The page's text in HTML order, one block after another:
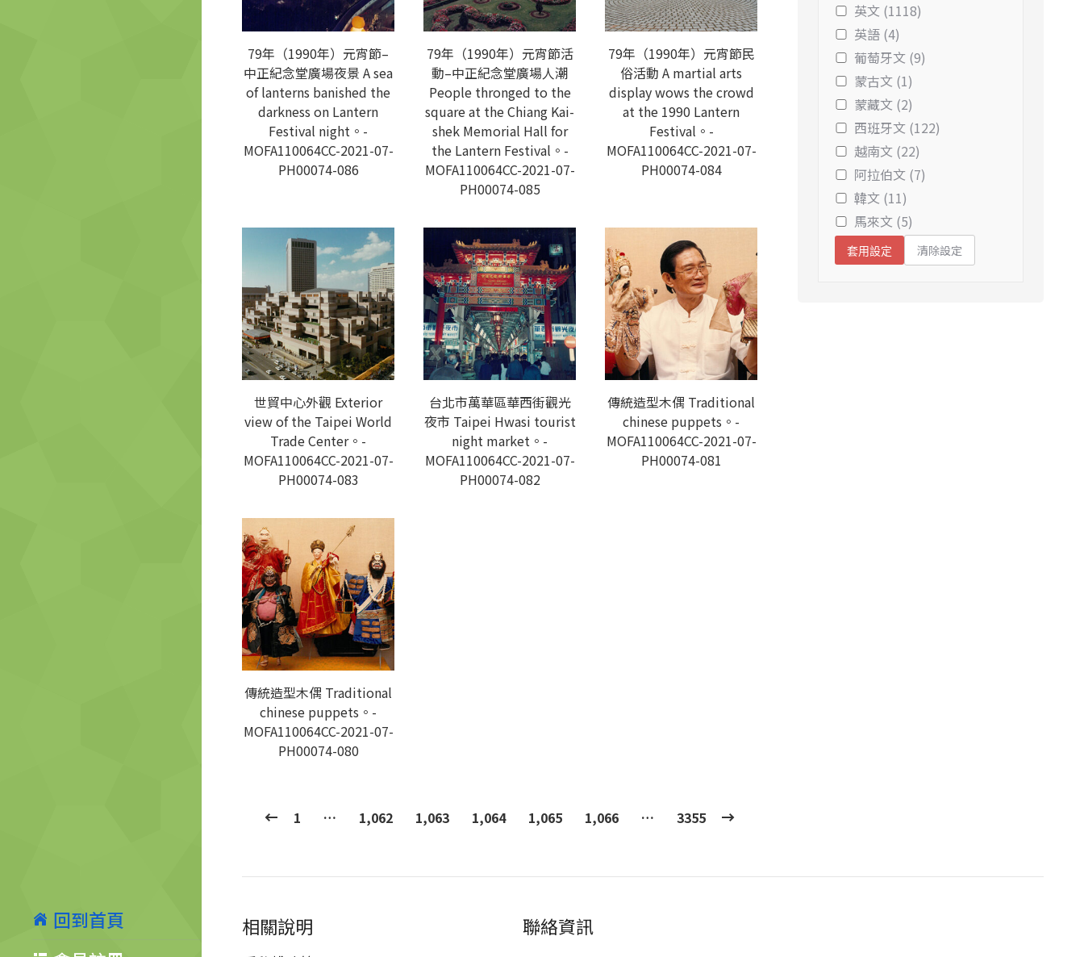
回到首頁
79年（1990年）元宵節–
中正紀念堂廣場夜景 A sea
of lanterns banished the
darkness on Lantern
Festival night。-
MOFA110064CC-2021-07-
PH00074-086
79年（1990年）元宵節活
動–中正紀念堂廣場人潮
People thronged to the
square at the Chiang Kai-
shek Memorial Hall for
the Lantern Festival。-
MOFA110064CC-2021-07-
PH00074-085
79年（1990年）元宵節民
俗活動 A martial arts
display wows the crowd
at the 1990 Lantern
Festival。-
MOFA110064CC-2021-07-
PH00074-084
世貿中心外觀 Exterior
view of the Taipei World
Trade Center。-
MOFA110064CC-2021-07-
PH00074-083
台北市萬華區華西街觀光
夜市 Taipei Hwasi tourist
night market。-
MOFA110064CC-2021-07-
PH00074-082
傳統造型木偶 Traditional
chinese puppets。-
MOFA110064CC-2021-07-
PH00074-081
傳統造型木偶 Traditional
chinese puppets。-
MOFA110064CC-2021-07-
PH00074-080
1 … 1,062 1,063 1,064 1,065 1,066 … 3355
英文 (1118)
英語 (4)
葡萄牙文 (9)
蒙古文 (1)
蒙藏文 (2)
西班牙文 (122)
越南文 (22)
阿拉伯文 (7)
韓文 (11)
馬來文 (5)
套用設定 清除設定
相關說明 聯絡資訊